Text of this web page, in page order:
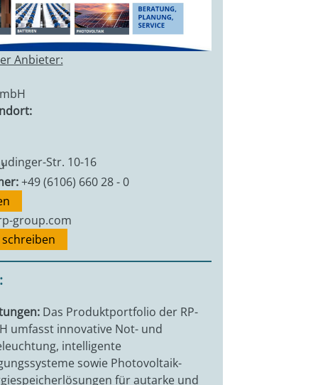
Anbieter:
Str. 10-16
+49 (6106) 660 28 - 0
group.com
Das Produktportfolio der RP-
umfasst innovative Not- und
intelligente
sowie Photovoltaik-
für autarke und